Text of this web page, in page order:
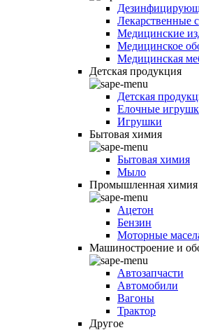
Лекарственные
Медицинские
Медицинское
Медицинская
Детская продукция
Детская
Елочные
Игрушки
Бытовая химия
Бытовая химия
Мыло
Промышленная химия
Ацетон
Бензин
Моторные
Машиностроение и
Автозапчасти
Автомобили
Вагоны
Трактор
Другое